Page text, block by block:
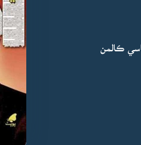
ڪالمن